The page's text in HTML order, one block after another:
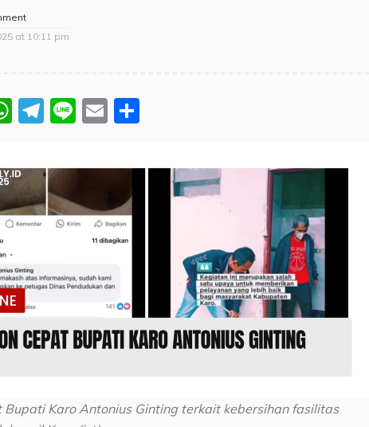
at 10:11 pm
WhatsApp
Telegram
LineEmail
Bupati Karo Antonius Ginting terkait kebersihan fasilitas